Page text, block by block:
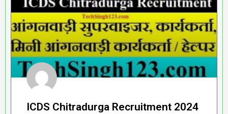
ICDS Chitradurga Recruitment 2024